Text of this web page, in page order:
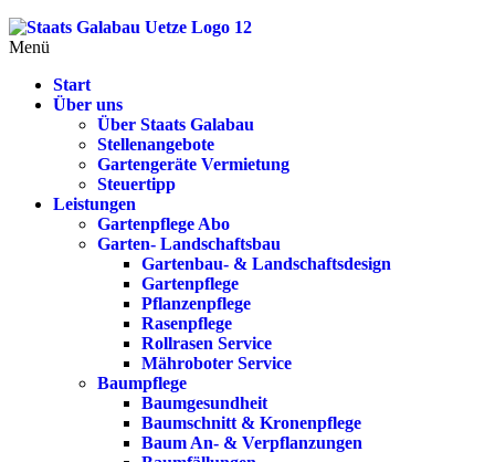
Menü
Start
Über uns
Über Staats Galabau
Stellenangebote
Gartengeräte Vermietung
Steuertipp
Leistungen
Gartenpflege Abo
Garten- Landschaftsbau
Gartenbau- & Landschaftsdesign
Gartenpflege
Pflanzenpflege
Rasenpflege
Rollrasen Service
Mähroboter Service
Baumpflege
Baumgesundheit
Baumschnitt & Kronenpflege
Baum An- & Verpflanzungen